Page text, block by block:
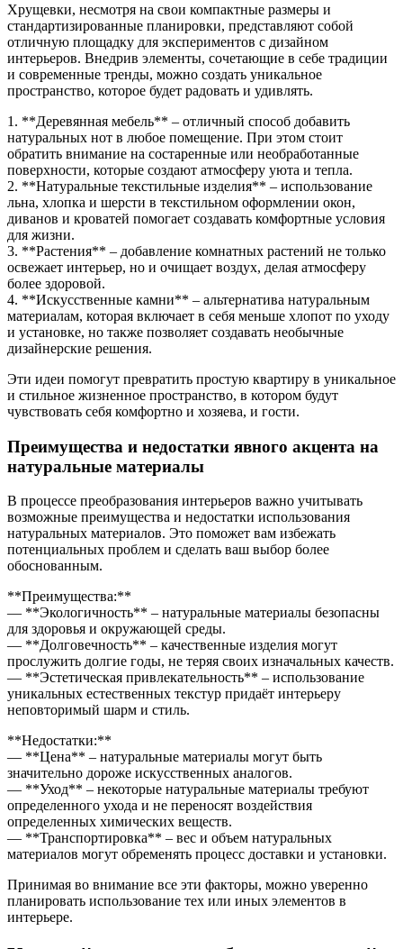
Хрущевки, несмотря на свои компактные размеры и
стандартизированные планировки, представляют собой
отличную площадку для экспериментов с дизайном
интерьеров. Внедрив элементы, сочетающие в себе традиции
и современные тренды, можно создать уникальное
пространство, которое будет радовать и удивлять.
1. **Деревянная мебель** – отличный способ добавить
натуральных нот в любое помещение. При этом стоит
обратить внимание на состаренные или необработанные
поверхности, которые создают атмосферу уюта и тепла.
2. **Натуральные текстильные изделия** – использование
льна, хлопка и шерсти в текстильном оформлении окон,
диванов и кроватей помогает создавать комфортные условия
для жизни.
3. **Растения** – добавление комнатных растений не только
освежает интерьер, но и очищает воздух, делая атмосферу
более здоровой.
4. **Искусственные камни** – альтернатива натуральным
материалам, которая включает в себя меньше хлопот по уходу
и установке, но также позволяет создавать необычные
дизайнерские решения.
Эти идеи помогут превратить простую квартиру в уникальное
и стильное жизненное пространство, в котором будут
чувствовать себя комфортно и хозяева, и гости.
Преимущества и недостатки явного акцента на
натуральные материалы
В процессе преобразования интерьеров важно учитывать
возможные преимущества и недостатки использования
натуральных материалов. Это поможет вам избежать
потенциальных проблем и сделать ваш выбор более
обоснованным.
**Преимущества:**
— **Экологичность** – натуральные материалы безопасны
для здоровья и окружающей среды.
— **Долговечность** – качественные изделия могут
прослужить долгие годы, не теряя своих изначальных качеств.
— **Эстетическая привлекательность** – использование
уникальных естественных текстур придаёт интерьеру
неповторимый шарм и стиль.
**Недостатки:**
— **Цена** – натуральные материалы могут быть
значительно дороже искусственных аналогов.
— **Уход** – некоторые натуральные материалы требуют
определенного ухода и не переносят воздействия
определенных химических веществ.
— **Транспортировка** – вес и объем натуральных
материалов могут обременять процесс доставки и установки.
Принимая во внимание все эти факторы, можно уверенно
планировать использование тех или иных элементов в
интерьере.